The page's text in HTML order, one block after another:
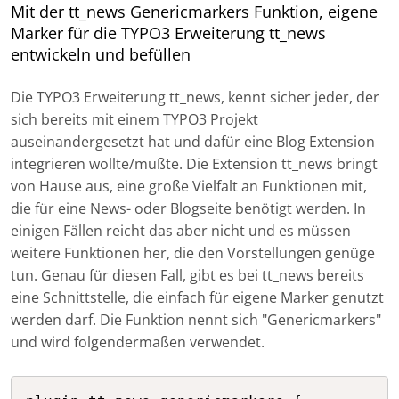
Mit der tt_news Genericmarkers Funktion, eigene
Marker für die TYPO3 Erweiterung tt_news
entwickeln und befüllen
Die TYPO3 Erweiterung tt_news, kennt sicher jeder, der
sich bereits mit einem TYPO3 Projekt
auseinandergesetzt hat und dafür eine Blog Extension
integrieren wollte/mußte. Die Extension tt_news bringt
von Hause aus, eine große Vielfalt an Funktionen mit,
die für eine News- oder Blogseite benötigt werden. In
einigen Fällen reicht das aber nicht und es müssen
weitere Funktionen her, die den Vorstellungen genüge
tun. Genau für diesen Fall, gibt es bei tt_news bereits
eine Schnittstelle, die einfach für eigene Marker genutzt
werden darf. Die Funktion nennt sich "Genericmarkers"
und wird folgendermaßen verwendet.